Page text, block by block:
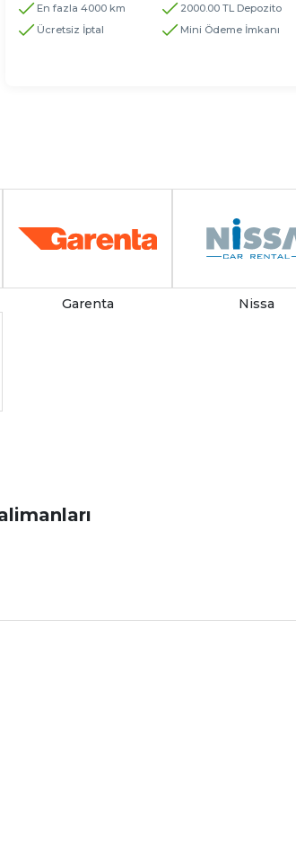
En fazla 4000 km
2000.00 TL Depozito
Ücretsiz İptal
Mini Ödeme İmkanı
Garenta Nissa